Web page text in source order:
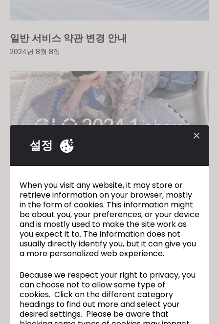
일반 서비스 약관 변경 안내
2024년 8월 8일
CLO 2024.1이 공식 출시되었습니다!
2024년 6월 26일
설정
When you visit any website, it may store or
retrieve information on your browser, mostly
in the form of cookies. This information might
be about you, your preferences, or your device
and is mostly used to make the site work as
you expect it to. The information does not
usually directly identify you, but it can give you
a more personalized web experience.
Because we respect your right to privacy, you
can choose not to allow some type of
cookies. Click on the different category
headings to find out more and select your
desired settings. Please be aware that